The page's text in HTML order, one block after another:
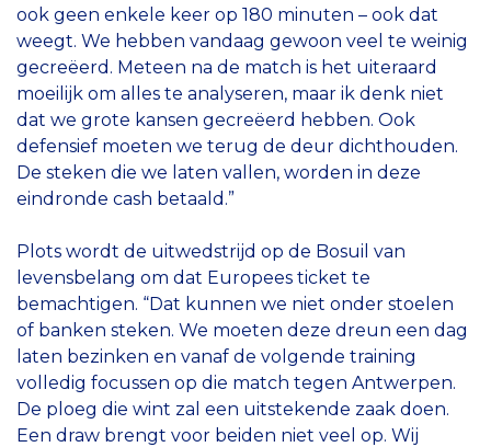
ook geen enkele keer op 180 minuten – ook dat
weegt. We hebben vandaag gewoon veel te weinig
gecreëerd. Meteen na de match is het uiteraard
moeilijk om alles te analyseren, maar ik denk niet
dat we grote kansen gecreëerd hebben. Ook
defensief moeten we terug de deur dichthouden.
De steken die we laten vallen, worden in deze
eindronde cash betaald.”
Plots wordt de uitwedstrijd op de Bosuil van
levensbelang om dat Europees ticket te
bemachtigen. “Dat kunnen we niet onder stoelen
of banken steken. We moeten deze dreun een dag
laten bezinken en vanaf de volgende training
volledig focussen op die match tegen Antwerpen.
De ploeg die wint zal een uitstekende zaak doen.
Een draw brengt voor beiden niet veel op. Wij